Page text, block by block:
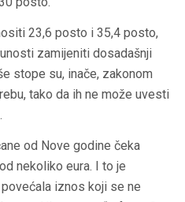
23,6 posto i 35,4 posto,
zamijeniti dosadašnji
stope su, inače, zakonom
tako da ih ne može uvesti
od Nove godine čeka
nekoliko eura. I to je
iznos koji se ne